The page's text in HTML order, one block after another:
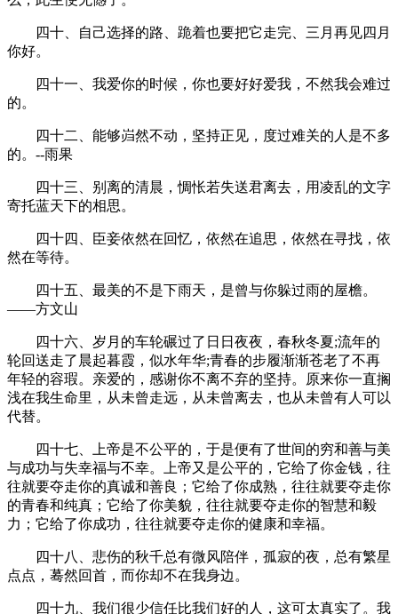
四十、自己选择的路、跪着也要把它走完、三月再见四月
你好。
四十一、我爱你的时候，你也要好好爱我，不然我会难过
的。
四十二、能够岿然不动，坚持正见，度过难关的人是不多
的。--雨果
四十三、别离的清晨，惆怅若失送君离去，用凌乱的文字
寄托蓝天下的相思。
四十四、臣妾依然在回忆，依然在追思，依然在寻找，依
然在等待。
四十五、最美的不是下雨天，是曾与你躲过雨的屋檐。
——方文山
四十六、岁月的车轮碾过了日日夜夜，春秋冬夏;流年的
轮回送走了晨起暮霞，似水年华;青春的步履渐渐苍老了不再
年轻的容瑕。亲爱的，感谢你不离不弃的坚持。原来你一直搁
浅在我生命里，从未曾走远，从未曾离去，也从未曾有人可以
代替。
四十七、上帝是不公平的，于是便有了世间的穷和善与美
与成功与失幸福与不幸。上帝又是公平的，它给了你金钱，往
往就要夺走你的真诚和善良；它给了你成熟，往往就要夺走你
的青春和纯真；它给了你美貌，往往就要夺走你的智慧和毅
力；它给了你成功，往往就要夺走你的健康和幸福。
四十八、悲伤的秋千总有微风陪伴，孤寂的夜，总有繁星
点点，蓦然回首，而你却不在我身边。
四十九、我们很少信任比我们好的人，这可太真实了。我